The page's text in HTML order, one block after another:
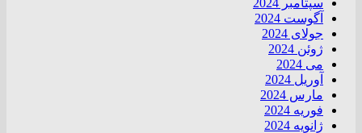
سپتامبر 2024
آگوست 2024
جولای 2024
ژوئن 2024
می 2024
آوریل 2024
مارس 2024
فوریه 2024
ژانویه 2024